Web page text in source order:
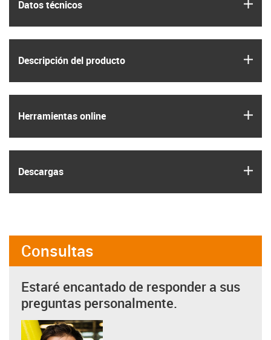
Datos técnicos
Descripción del producto
Herramientas online
Descargas
Consultas
Estaré encantado de responder a sus
preguntas personalmente.